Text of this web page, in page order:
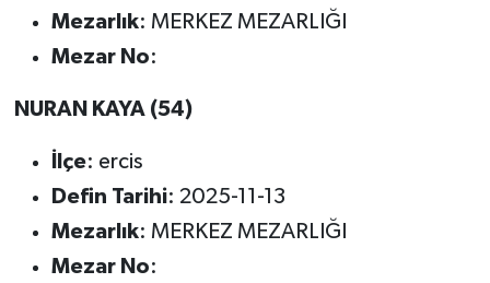
Mezarlık: MERKEZ MEZARLIĞI
Mezar No:
NURAN KAYA (54)
İlçe: ercis
Defin Tarihi: 2025-11-13
Mezarlık: MERKEZ MEZARLIĞI
Mezar No: